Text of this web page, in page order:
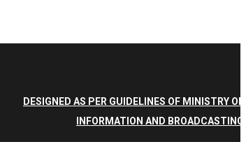
DESIGNED AS PER GUIDELINES OF MINISTRY OF
INFORMATION AND BROADCASTING